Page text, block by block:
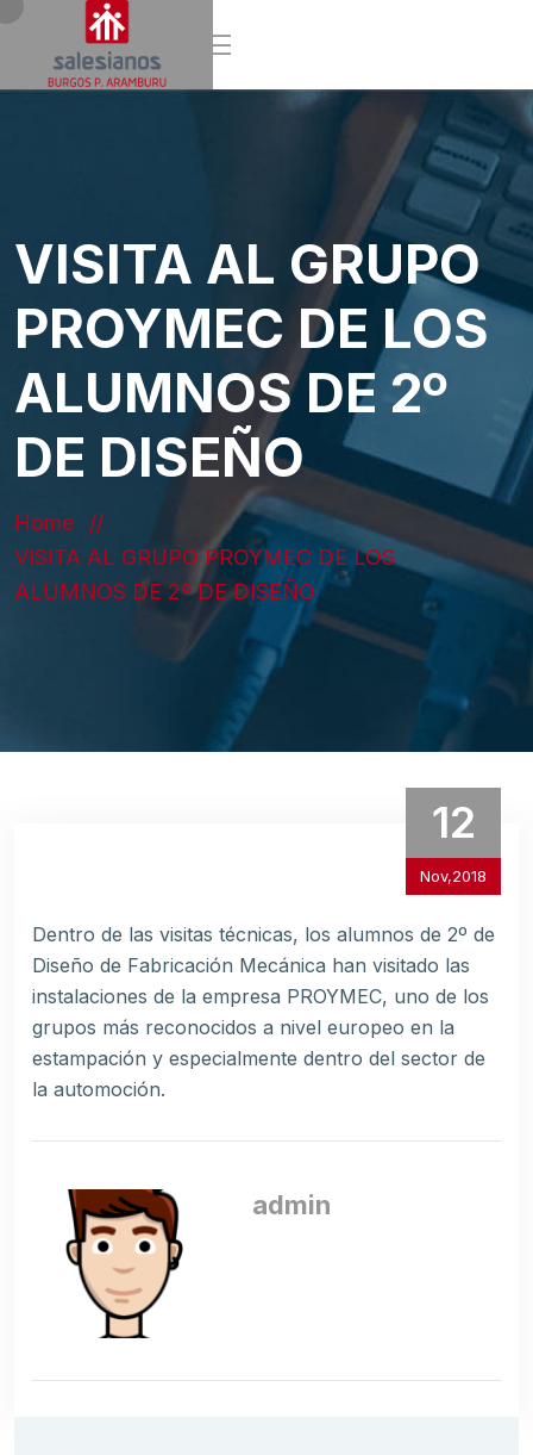
VISITA AL GRUPO
PROYMEC DE LOS
ALUMNOS DE 2º
DE DISEÑO
Home
VISITA AL GRUPO PROYMEC DE LOS
ALUMNOS DE 2º DE DISEÑO
12
Nov,2018
Dentro de las visitas técnicas, los alumnos de 2º de
Diseño de Fabricación Mecánica han visitado las
instalaciones de la empresa PROYMEC, uno de los
grupos más reconocidos a nivel europeo en la
estampación y especialmente dentro del sector de
la automoción.
admin